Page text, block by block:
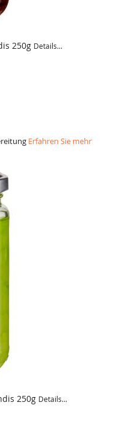
250g Details...
Erfahren Sie mehr
250g Details...